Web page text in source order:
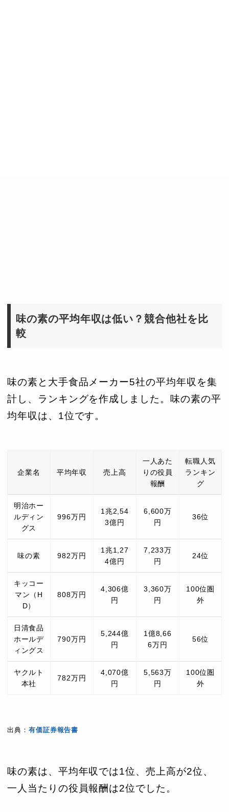
味の素の平均年収は低い？競合他社を比
較
味の素と大手食品メーカー5社の平均年収を集
計し、ランキングを作成しました。味の素の平
均年収は、1位です。
企業名 平均年収 売上高
一人あた
りの役員
報酬
転職人気
ランキン
グ
明治ホー
ルディン
グス
996万円
1兆2,54
3億円
6,600万
円
36位
味の素 982万円
1兆1,27
4億円
7,233万
円
24位
キッコー
マン（H
D）
808万円
4,306億
円
3,360万
円
100位圏
外
日清食品
ホールデ
ィングス
790万円
5,244億
円
1億8,66
6万円
56位
ヤクルト
本社
782万円
4,070億
円
5,563万
円
100位圏
外
出典： 有価証券報告書
味の素は、平均年収では1位、売上高が2位、
一人当たりの役員報酬は2位でした。